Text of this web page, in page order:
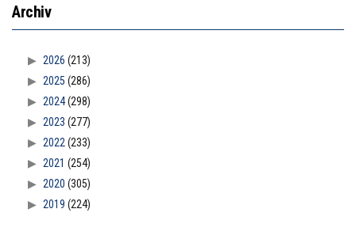
Archiv
2026 (213)
2025 (286)
2024(298)
2023 (277)
2022(233)
2021 (254)
2020 (305)
2019 (224)